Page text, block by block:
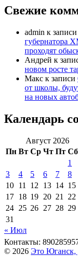
Свежие
admin к записи
губернатора
проходят
Андрей к
новом росте
Макс к записи
от школы,
на новых
Календарь
Август 2026
Пн Вт Ср Чт Пт Сб
1
3
4 5 6 7 8
10 11 12 13 14 15
17 18 19 20 21 22
24 25 26 27 28 29
31
« Июл
Контакты:
© 2026 Это Юганск,